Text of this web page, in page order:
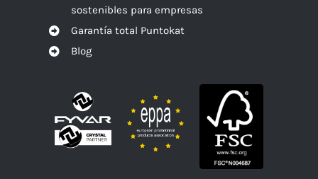
sostenibles para empresas
Garantía total Puntokat
Blog